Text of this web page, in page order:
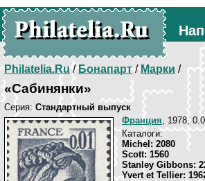
Philatelia.Ru/Бонапарт/Марки /
«Сабинянки»
Серия: Стандартный выпуск
Франция, 1978,
Каталоги:
Michel: 2080
Scott: 1560
Stanley Gibbons:
Yvert et Tellier: